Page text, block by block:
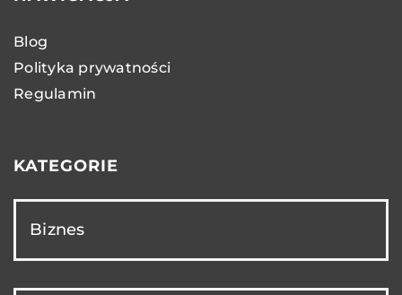
Blog
Polityka prywatności
Regulamin
KATEGORIE
Biznes